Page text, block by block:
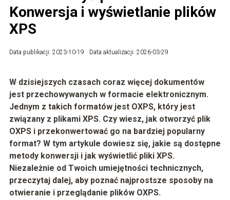
Konwersja i wyświetlanie plików
XPS
Data publikacji: 2023-10-19 Data aktualizacji: 2026-03-29
W dzisiejszych czasach coraz więcej dokumentów
jest przechowywanych w formacie elektronicznym.
Jednym z takich formatów jest OXPS, który jest
związany z plikami XPS. Czy wiesz, jak otworzyć plik
OXPS i przekonwertować go na bardziej popularny
format? W tym artykule dowiesz się, jakie są dostępne
metody konwersji i jak wyświetlić pliki XPS.
Niezależnie od Twoich umiejętności technicznych,
przeczytaj dalej, aby poznać najprostsze sposoby na
otwieranie i przeglądanie plików OXPS.